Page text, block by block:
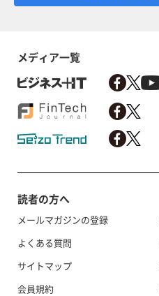
メディア一覧
読者の方へ
メールマガジンの登録
よくある質問
サイトマップ
会員規約